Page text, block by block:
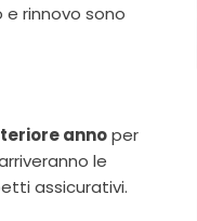
rinnovo sono
annoper
le
assicurativi.